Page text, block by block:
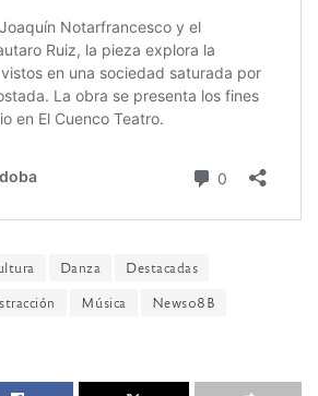
Danza
Destacadas
Música News08B